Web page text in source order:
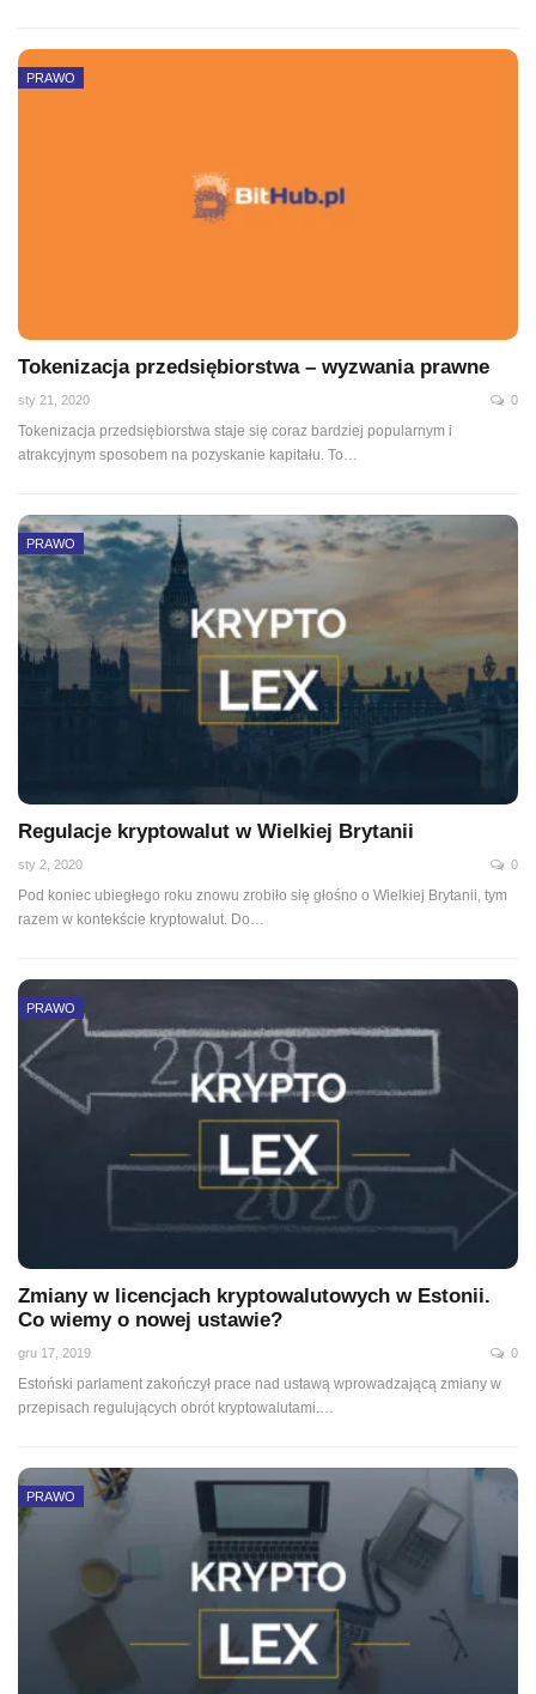
PRAWO
Tokenizacja przedsiębiorstwa – wyzwania prawne
sty 21, 2020 0
Tokenizacja przedsiębiorstwa staje się coraz bardziej popularnym i
atrakcyjnym sposobem na pozyskanie kapitału. To
PRAWO
Regulacje kryptowalut w Wielkiej Brytanii
sty 2, 2020 0
Pod koniec ubiegłego roku znowu zrobiło się głośno o Wielkiej Brytanii, tym
razem w kontekście kryptowalut. Do…
PRAWO
Zmiany w licencjach kryptowalutowych w Estonii.
Co wiemy o nowej ustawie?
gru 17, 2019 0
Estoński parlament zakończył prace nad ustawą wprowadzającą zmiany w
przepisach regulujących obrót kryptowalutami.…
PRAWO